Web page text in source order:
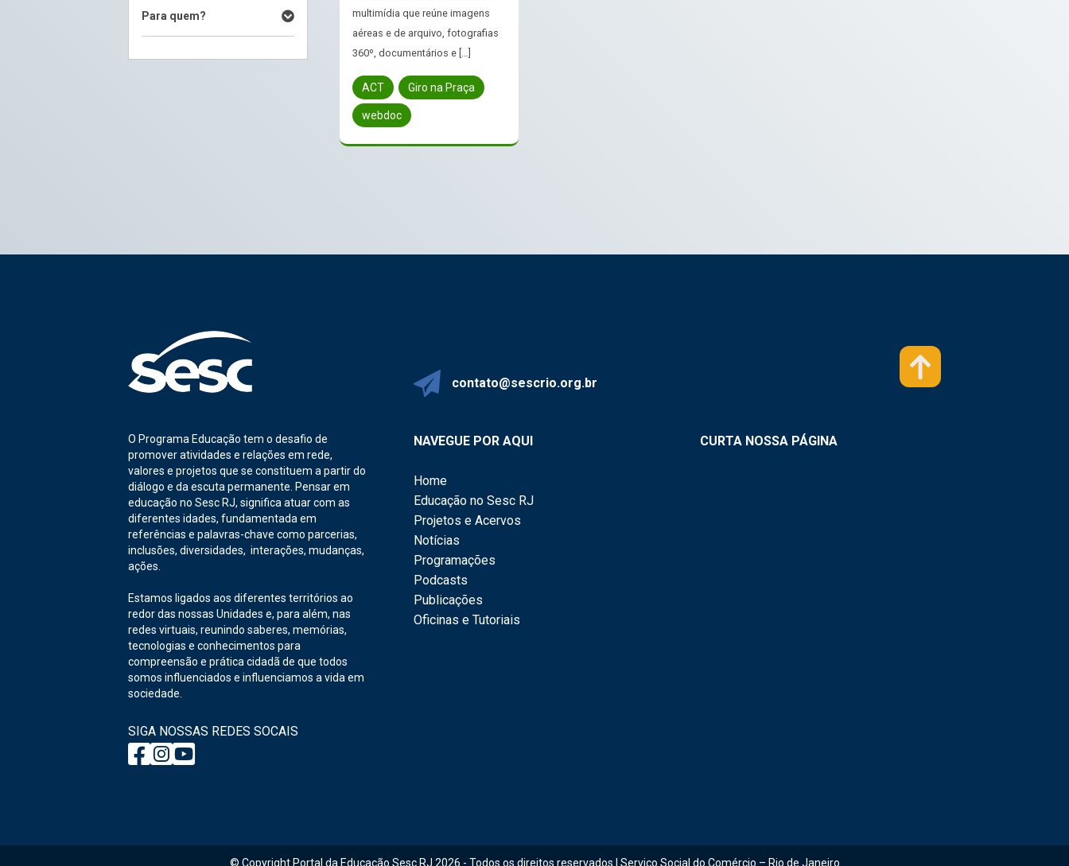
Para quem?
multimídia que reúne imagens
aéreas e de arquivo, fotografias
360º, documentários e […]
ACT Giro na Praça
webdoc
contato@sescrio.org.br
O Programa Educação tem o desafio de
promover atividades e relações em rede,
valores e projetos que se constituem a partir do
diálogo e da escuta permanente. Pensar em
educação no Sesc RJ, significa atuar com as
diferentes idades, fundamentada em
referências e palavras-chave como parcerias,
inclusões, diversidades, interações, mudanças,
ações.
Estamos ligados aos diferentes territórios ao
redor das nossas Unidades e, para além, nas
redes virtuais, reunindo saberes, memórias,
tecnologias e conhecimentos para
compreensão e prática cidadã de que todos
somos influenciados e influenciamos a vida em
sociedade.
SIGA NOSSAS REDES SOCAIS
NAVEGUE POR AQUI
Home
Educação no Sesc RJ
Projetos e Acervos
Notícias
Programações
Podcasts
Publicações
Oficinas e Tutoriais
CURTA NOSSA PÁGINA
© Copyright Portal da Educação Sesc RJ 2026 - Todos os direitos reservados | Serviço Social do Comércio – Rio de Janeiro